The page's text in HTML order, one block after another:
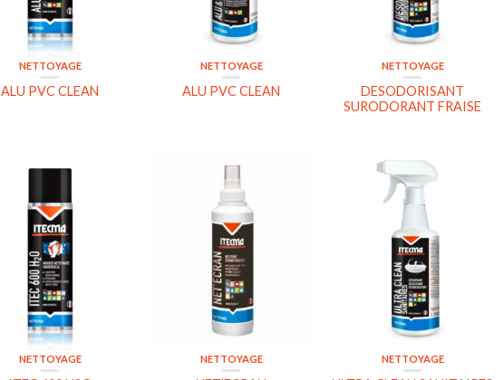
NETTOYAGE
ALU PVC CLEAN
NETTOYAGE
ALU PVC CLEAN
NETTOYAGE
DESODORISANT
SURODORANT FRAISE
NETTOYAGE NETTOYAGE NETTOYAGE